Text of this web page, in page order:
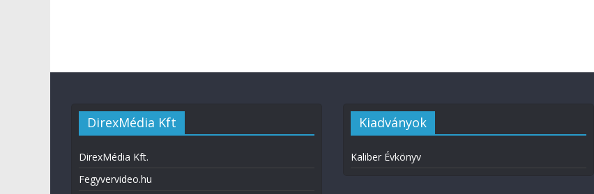
DirexMédia Kft
DirexMédia Kft.
Fegyvervideo.hu
Kiadványok
Kaliber Évkönyv